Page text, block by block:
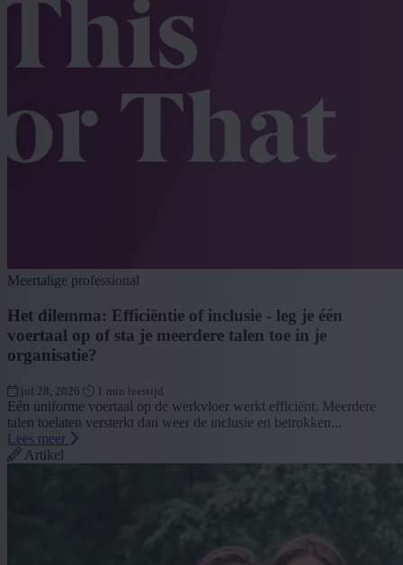
Meertalige professional
Het dilemma: Efficiëntie of inclusie - leg je één
voertaal op of sta je meerdere talen toe in je
organisatie?
jul 28, 2026 1 min leestijd
Eén uniforme voertaal op de werkvloer werkt efficiënt. Meerdere
talen toelaten versterkt dan weer de inclusie en betrokken...
Lees meer
Artikel